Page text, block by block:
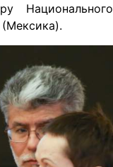
Национального
(Мексика).